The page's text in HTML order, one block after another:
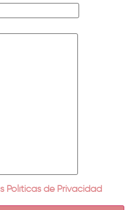
Políticas de Privacidad